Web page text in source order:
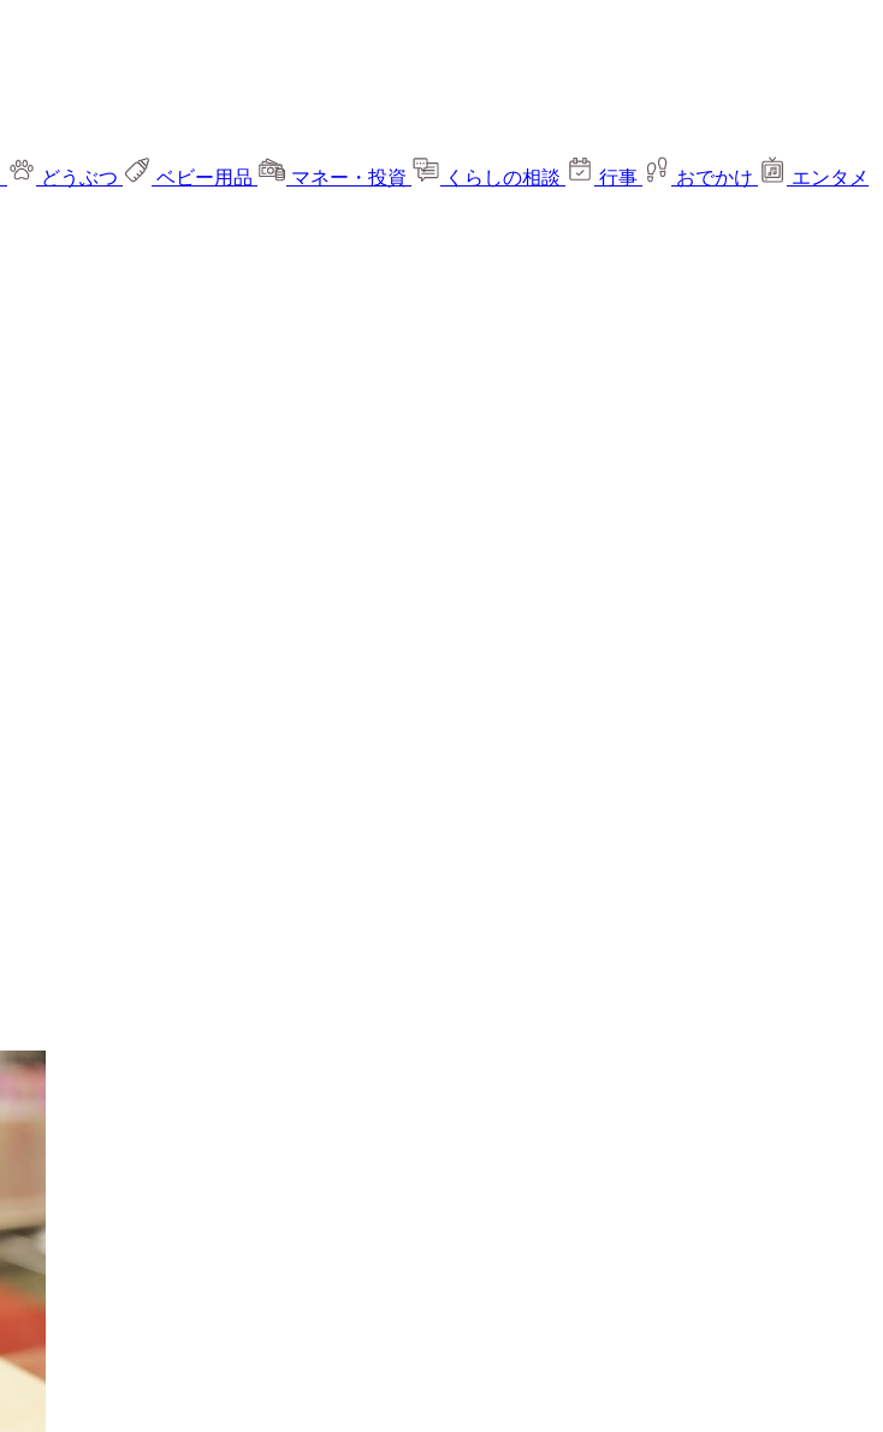
どうぶつ ベビー用品 マネー・投資 くらしの相談 行事 おでかけ
エンタメ